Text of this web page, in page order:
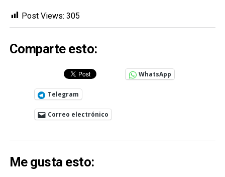
Post Views: 305
Comparte esto:
WhatsApp
Telegram
Correo electrónico
Me gusta esto: